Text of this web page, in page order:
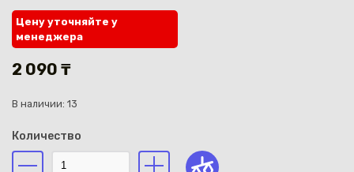
Цену уточняйте у
менеджера
2 090 ₸
В наличии: 13
Количество